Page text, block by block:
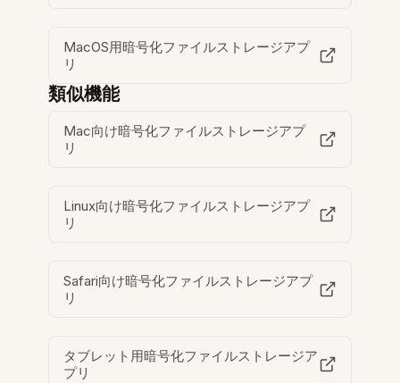
MacOS用暗号化ファイルストレージアプ
リ
類似機能
Mac向け暗号化ファイルストレージアプ
リ
Linux向け暗号化ファイルストレージアプ
リ
Safari向け暗号化ファイルストレージアプ
リ
タブレット用暗号化ファイルストレージア
プリ